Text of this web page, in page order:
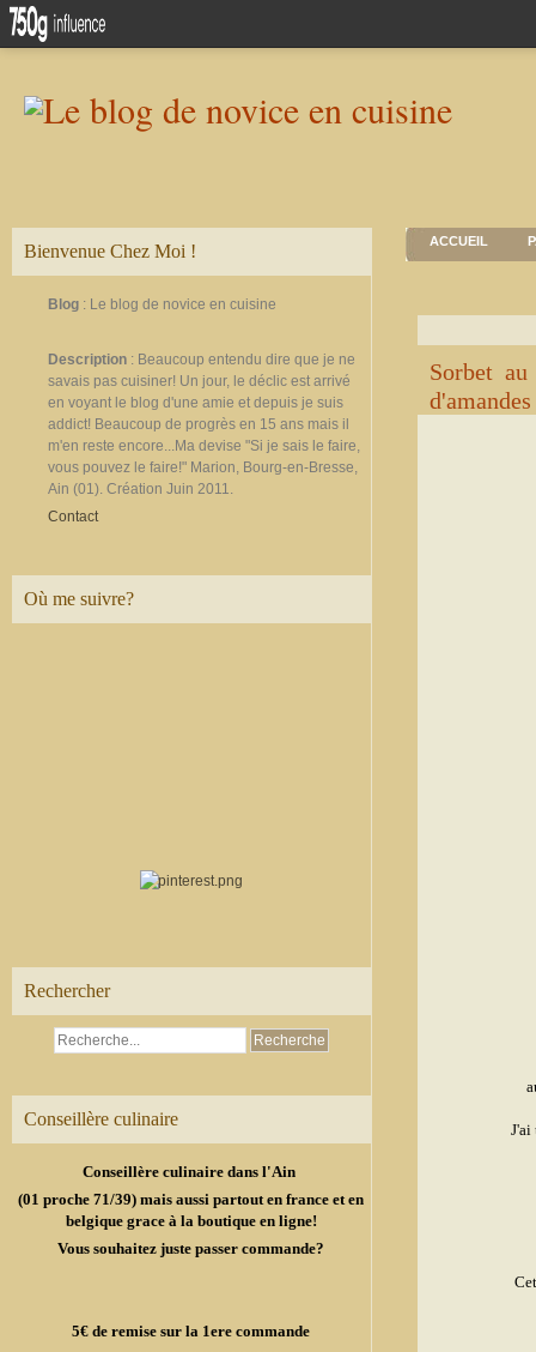
Bienvenue Chez Moi !
Blog : Le blog de novice en cuisine
Description : Beaucoup entendu dire que je ne
savais pas cuisiner! Un jour, le déclic est arrivé
en voyant le blog d'une amie et depuis je suis
addict! Beaucoup de progrès en 15 ans mais il
m'en reste encore...Ma devise "Si je sais le faire,
vous pouvez le faire!" Marion, Bourg-en-Bresse,
Ain (01). Création Juin 2011.
Contact
Où me suivre?
Rechercher
Conseillère culinaire
Conseillère culinaire dans l'Ain
(01 proche 71/39) mais aussi partout en france et en
belgique grace à la boutique en ligne!
Vous souhaitez juste passer commande?
5€ de remise sur la 1ere commande
ACCUEIL
Sorbet
d'amandes
J'ai